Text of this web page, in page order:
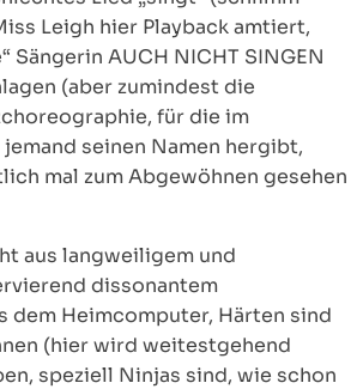
Leigh hier Playback amtiert,
Sängerin AUCH NICHT SINGEN
(aber zumindest die
für die im
seinen Namen hergibt,
mal zum Abgewöhnen gesehen
aus langweiligem und
dissonantem
dem Heimcomputer, Härten sind
(hier wird weitestgehend
speziell Ninjas sind, wie schon